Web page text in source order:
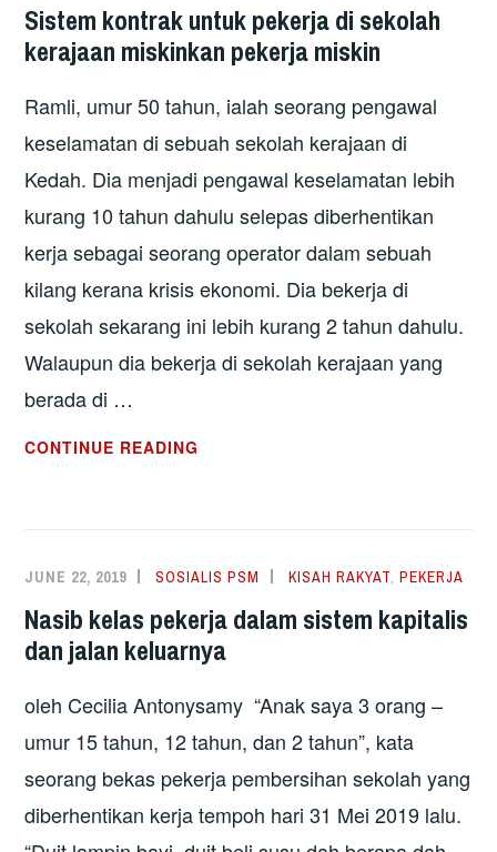
SATU
CATATAN
Sistem kontrak untuk pekerja di sekolah
kerajaan miskinkan pekerja miskin
Ramli, umur 50 tahun, ialah seorang pengawal
keselamatan di sebuah sekolah kerajaan di
Kedah. Dia menjadi pengawal keselamatan lebih
kurang 10 tahun dahulu selepas diberhentikan
kerja sebagai seorang operator dalam sebuah
kilang kerana krisis ekonomi. Dia bekerja di
sekolah sekarang ini lebih kurang 2 tahun dahulu.
Walaupun dia bekerja di sekolah kerajaan yang
berada di …
CONTINUE READING
SEKOLAH
KERAJAAN
MISKINKAN
MISKIN
JUNE 22, 2019 SOSIALIS PSM KISAH RAKYAT,PEKERJA
Nasib kelas pekerja dalam sistem kapitalis
dan jalan keluarnya
oleh Cecilia Antonysamy “Anak saya 3 orang –
umur 15 tahun, 12 tahun, dan 2 tahun”, kata
seorang bekas pekerja pembersihan sekolah yang
diberhentikan kerja tempoh hari 31 Mei 2019 lalu.